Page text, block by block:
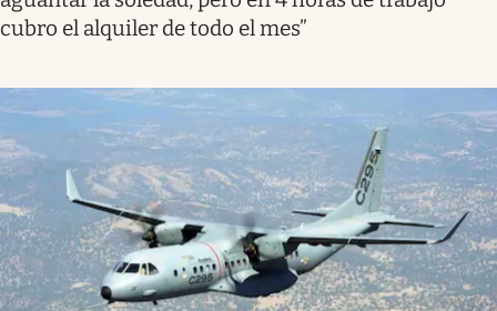
cubro el alquiler de todo el mes”